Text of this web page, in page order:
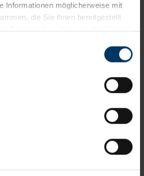
Informationen möglicherweise mit
die Sie ihnen bereitgestellt
Rahmen Ihrer Nutzung der Dienste
jederzeit in den Einstellungen
Felder sind Pflichtfelder
zum